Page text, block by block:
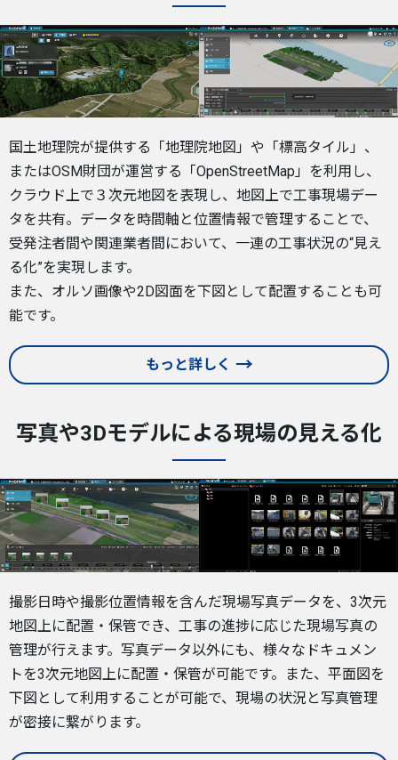
国土地理院が提供する「地理院地図」や「標高タイル」、
またはOSM財団が運営する「OpenStreetMap」を利用し、
クラウド上で３次元地図を表現し、地図上で工事現場デー
タを共有。データを時間軸と位置情報で管理することで、
受発注者間や関連業者間において、一連の工事状況の“見え
る化”を実現します。
また、オルソ画像や2D図面を下図として配置することも可
能です。
もっと詳しく
写真や3Dモデルによる現場の見える化
撮影日時や撮影位置情報を含んだ現場写真データを、3次元
地図上に配置・保管でき、工事の進捗に応じた現場写真の
管理が行えます。写真データ以外にも、様々なドキュメン
トを3次元地図上に配置・保管が可能です。また、平面図を
下図として利用することが可能で、現場の状況と写真管理
が密接に繋がります。